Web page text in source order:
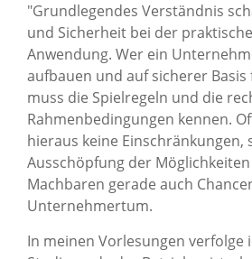
"Grundlegendes Verständnis
und Sicherheit bei der
Anwendung. Wer ein
aufbauen und auf sicherer
muss die Spielregeln und die
Rahmenbedingungen kennen.
hieraus keine Einschränkungen,
Ausschöpfung der
Machbaren gerade auch
Unternehmertum.
In meinen Vorlesungen verfolge